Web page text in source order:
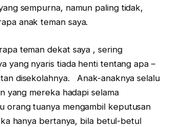
sempurna, namun paling tidak,
anak teman saya.
teman dekat saya , sering
yang nyaris tiada henti tentang apa –
disekolahnya. Anak-anaknya selalu
yang mereka hadapi selama
orang tuanya mengambil keputusan
hanya bertanya, bila betul-betul